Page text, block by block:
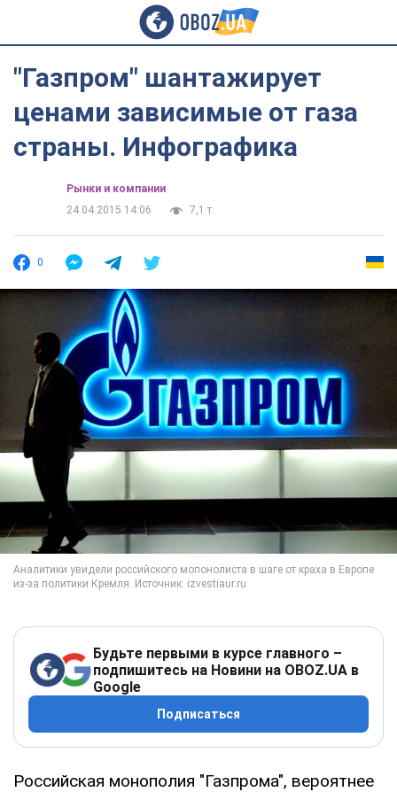
"Газпром" шантажирует
ценами зависимые от газа
страны. Инфографика
Рынки и компании
24.04.2015 14:06
7,1 т.
0
Будьте первыми в курсе главного –
подпишитесь на Новини на OBOZ.UA в
Google
Подписаться
Российская монополия "Газпрома", вероятнее